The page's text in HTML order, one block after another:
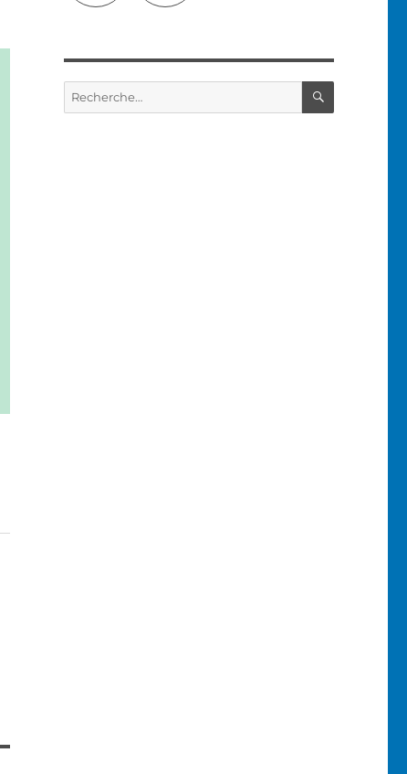
Recherche
pour :